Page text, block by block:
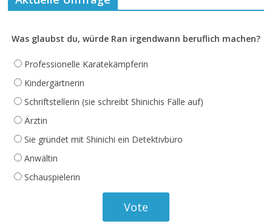
Was glaubst du, würde Ran irgendwann beruflich machen?
Professionelle Karatekämpferin
Kindergärtnerin
Schriftstellerin (sie schreibt Shinichis Fälle auf)
Ärztin
Sie gründet mit Shinichi ein Detektivbüro
Anwältin
Schauspielerin